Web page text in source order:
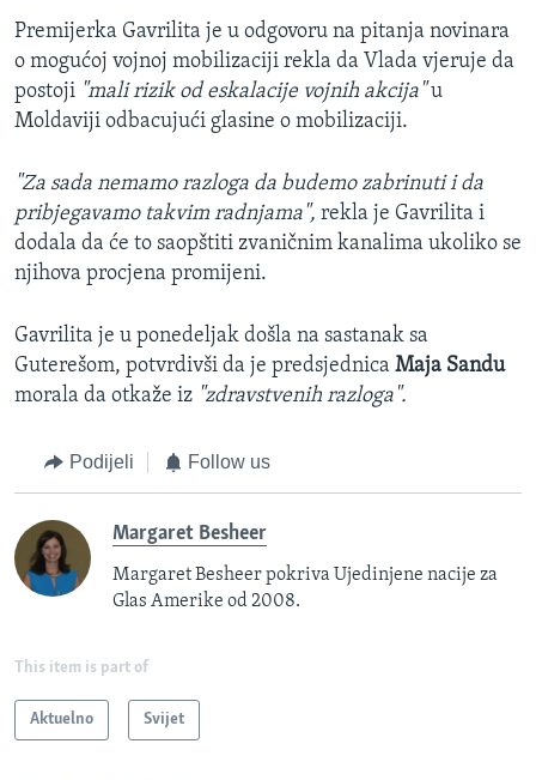
Premijerka Gavrilita je u odgovoru na pitanja novinara
o mogućoj vojnoj mobilizaciji rekla da Vlada vjeruje da
postoji "mali rizik od eskalacije vojnih akcija"u
Moldaviji odbacujući glasine o mobilizaciji.
"Za sada nemamo razloga da budemo zabrinuti i da
pribjegavamo takvim radnjama", rekla je Gavrilita i
dodala da će to saopštiti zvaničnim kanalima ukoliko se
njihova procjena promijeni.
Gavrilita je u ponedeljak došla na sastanak sa
Guterešom, potvrdivši da je predsjednica Maja Sandu
morala da otkaže iz "zdravstvenih razloga".
Podijeli Follow us
Margaret Besheer
Margaret Besheer pokriva Ujedinjene nacije za
Glas Amerike od 2008.
This item is part of
Aktuelno Svijet